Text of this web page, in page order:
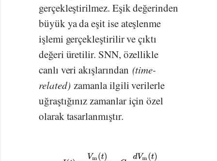
gerçekleştirilmez. Eşik değerinden
büyük ya da eşit ise ateşlenme
işlemi gerçekleştirilir ve çıktı
değeri üretilir. SNN, özellikle
canlı veri akışlarından (time-
related) zamanla ilgili verilerle
uğraştığınız zamanlar için özel
olarak tasarlanmıştır.